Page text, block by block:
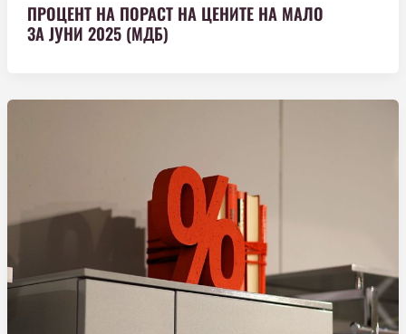
ПРОЦЕНТ НА ПОРАСТ НА ЦЕНИТЕ НА МАЛО
ЗА ЈУНИ 2025 (МДБ)